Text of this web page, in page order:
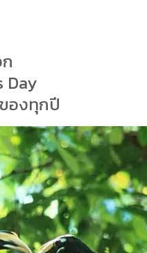
Day
องทุกปี